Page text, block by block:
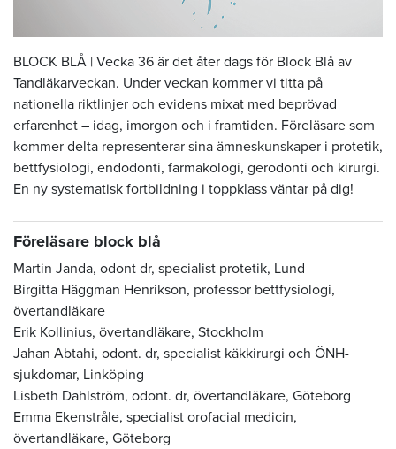
BLOCK BLÅ | Vecka 36 är det åter dags för Block Blå av
Tandläkarveckan. Under veckan kommer vi titta på
nationella riktlinjer och evidens mixat med beprövad
erfarenhet – idag, imorgon och i framtiden. Föreläsare som
kommer delta representerar sina ämneskunskaper i protetik,
bettfysiologi, endodonti, farmakologi, gerodonti och kirurgi.
En ny systematisk fortbildning i toppklass väntar på dig!
Föreläsare block blå
Martin Janda, odont dr, specialist protetik, Lund
Birgitta Häggman Henrikson, professor bettfysiologi,
övertandläkare
Erik Kollinius, övertandläkare, Stockholm
Jahan Abtahi, odont. dr, specialist käkkirurgi och ÖNH-
sjukdomar, Linköping
Lisbeth Dahlström, odont. dr, övertandläkare, Göteborg
Emma Ekenstråle, specialist orofacial medicin,
övertandläkare, Göteborg